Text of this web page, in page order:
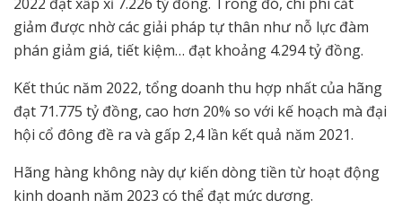
giảm được nhờ các giải pháp tự thân như nỗ lực đàm
phán giảm giá, tiết kiệm… đạt khoảng 4.294 tỷ đồng.
Kết thúc năm 2022, tổng doanh thu hợp nhất của hãng
đạt 71.775 tỷ đồng, cao hơn 20% so với kế hoạch mà đại
hội cổ đông đề ra và gấp 2,4 lần kết quả năm 2021.
Hãng hàng không này dự kiến dòng tiền từ hoạt động
kinh doanh năm 2023 có thể đạt mức dương.